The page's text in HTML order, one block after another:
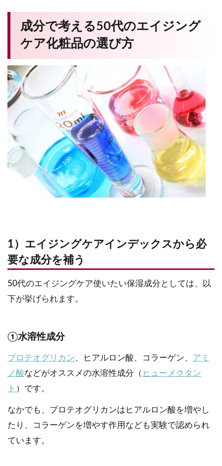
成分で考える50代のエイジング
ケア化粧品の選び方
1）エイジングケアインデックスから必
要な成分を補う
50代のエイジングケア使いたい保湿成分としては、以
下が挙げられます。
①水溶性成分
プロテオグリカン、ヒアルロン酸、コラーゲン、 アミ
ノ酸などがオススメの水溶性成分（ ヒューメクタン
ト ）です。
なかでも、プロテオグリカンはヒアルロン酸を増やし
たり、コラーゲンを増やす作用なども実験で認められ
ています。